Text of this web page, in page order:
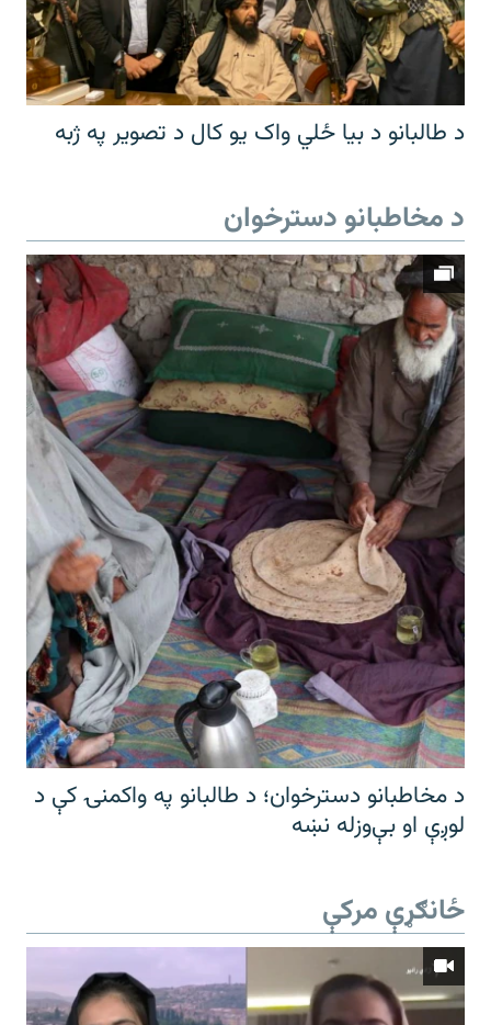
د طالبانو د بیا ځلي واک یو کال د تصویر په ژبه
د مخاطبانو دسترخوان
د مخاطبانو دسترخوان؛ د طالبانو په واکمنۍ کې د
لوږې او بې‌وزله نښه
ځانګړې مرکې